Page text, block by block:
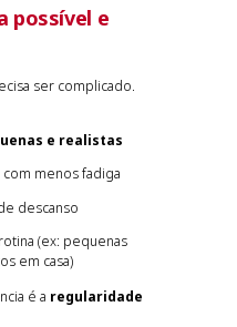
possível e
ser complicado.
e realistas
menos fadiga
descanso
(ex: pequenas
em casa)
é a regularidade